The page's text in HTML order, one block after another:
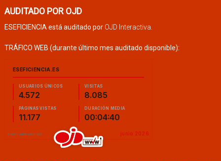
AUDITADO POR OJD
ESEFICIENCIA está auditado por OJD Interactiva
TRÁFICO WEB (durante último mes auditado disponible):